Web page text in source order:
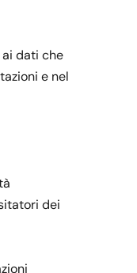
dati che
e nel
dei